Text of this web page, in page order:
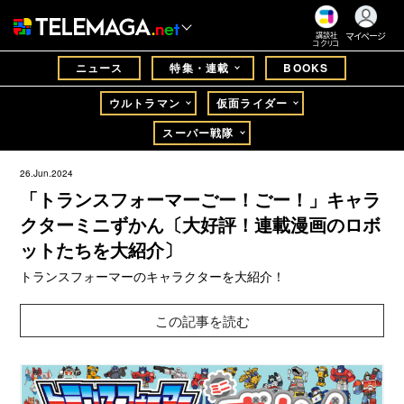
講談社
コクリコ
マイページ
ニュース 特集・連載 BOOKS
ウルトラマン
仮面ライダー
スーパー戦隊
26.Jun.2024
「トランスフォーマーごー！ごー！」キャラ
クターミニずかん〔大好評！連載漫画のロボ
ットたちを大紹介〕
トランスフォーマーのキャラクターを大紹介！
この記事を読む